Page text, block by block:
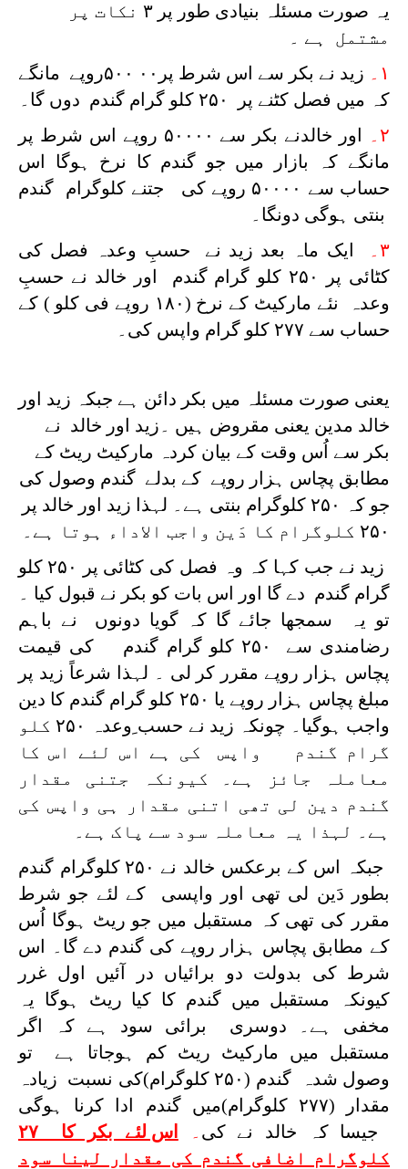
یہ صورت مسئلہ بنیادی طور پر ۳ نکات پر
مشتمل ہے ۔
۱۔
زید نے بکر سے اس شرط پر۰۰ ۵۰۰روپے مانگے
کہ میں فصل کٹنے پر ۲۵۰ کلو گرام گندم دوں گا۔
۲۔
اور خالدنے بکر سے ۵۰۰۰۰ روپے اس شرط پر
مانگے کہ بازار میں جو گندم کا نرخ ہوگا اس
حساب سے ۵۰۰۰۰ روپے کی جتنے کلوگرام گندم
بنتی ہوگی دونگا۔
۳۔
ایک ماہ بعد زید نے حسبِ وعدہ فصل کی
کٹائی پر ۲۵۰ کلو گرام گندم اور خالد نے حسبِ
وعدہ نئے مارکیٹ کے نرخ (۱۸۰ روپے فی کلو ) کے
حساب سے ۲۷۷ کلو گرام واپس کی۔
یعنی صورت مسئلہ میں بکر دائن ہے جبکہ زید اور
خالد مدین یعنی مقروض ہیں ۔زید اور خالد نے
بکر سے اُس وقت کے بیان کردہ مارکیٹ ریٹ کے
مطابق پچاس ہزار روپے کے بدلے گندم وصول کی
جو کہ ۲۵۰ کلوگرام بنتی ہے۔ لہذا زید اور خالد پر
۲۵۰ کلوگرام کا دَین واجب الاداء ہوتا ہے۔
زید نے جب کہا کہ وہ فصل کی کٹائی پر ۲۵۰ کلو
گرام گندم دے گا اور اس بات کو بکر نے قبول کیا ۔
تو یہ سمجھا جائے گا کہ گویا دونوں نے باہم
رضامندی سے ۲۵۰ کلو گرام گندم کی قیمت
پچاس ہزار روپے مقرر کر لی ۔ لہذا شرعاً زید پر
مبلغ پچاس ہزار روپے یا ۲۵۰ کلو گرام گندم کا دین
واجب ہوگیا۔ چونکہ زید نے حسب ِوعدہ ۲۵۰ کلو
گرام گندم واپس کی ہے اس لئے اس کا
معاملہ جائز ہے۔ کیونکہ جتنی مقدار
گندم دین لی تھی اتنی مقدار ہی واپس کی
ہے۔ لہذا یہ معاملہ سود سے پاک ہے۔
جبکہ اس کے برعکس خالد نے ۲۵۰ کلوگرام گندم
بطور دَین لی تھی اور واپسی کے لئے جو شرط
مقرر کی تھی کہ مستقبل میں جو ریٹ ہوگا اُس
کے مطابق پچاس ہزار روپے کی گندم دے گا۔ اس
شرط کی بدولت دو برائیاں در آئیں اول غرر
کیونکہ مستقبل میں گندم کا کیا ریٹ ہوگا یہ
مخفی ہے۔ دوسری برائی سود ہے کہ اگر
مستقبل میں مارکیٹ ریٹ کم ہوجاتا ہے تو
وصول شدہ گندم (۲۵۰ کلوگرام)کی نسبت زیادہ
مقدار (۲۷۷ کلوگرام)میں گندم ادا کرنا ہوگی
جیسا کہ خالد نے کی ۔
اس لئے بکر کا ۲۷
کلوگرام اضافی گندم کی مقدار لینا سود